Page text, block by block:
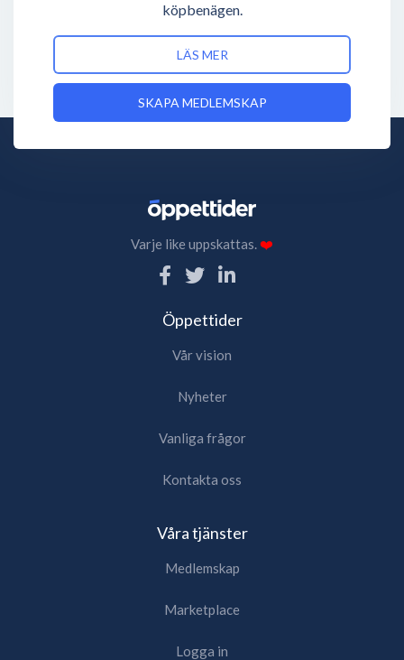
köpbenägen.
LÄS MER
SKAPA MEDLEMSKAP
Varje like uppskattas.❤️
Öppettider
Vår vision
Nyheter
Vanliga frågor
Kontakta oss
Våra tjänster
Medlemskap
Marketplace
Logga in